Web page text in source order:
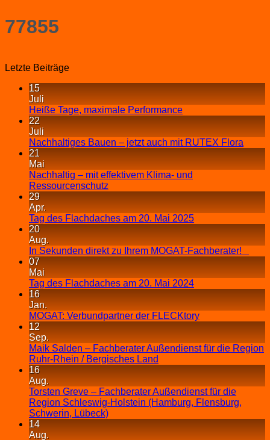
77855
Letzte Beiträge
15
Juli
Heiße Tage, maximale Performance
22
Juli
Nachhaltiges Bauen – jetzt auch mit RUTEX Flora
21
Mai
Nachhaltig – mit effektivem Klima- und
Ressourcenschutz
29
Apr.
Tag des Flachdaches am 20. Mai 2025
20
Aug.
In Sekunden direkt zu Ihrem MOGAT-Fachberater!
07
Mai
Tag des Flachdaches am 20. Mai 2024
16
Jan.
MOGAT: Verbundpartner der FLECKtory
12
Sep.
Maik Salden – Fachberater Außendienst für die Region
Ruhr-Rhein / Bergisches Land
16
Aug.
Torsten Greve – Fachberater Außendienst für die
Region Schleswig-Holstein (Hamburg, Flensburg,
Schwerin, Lübeck)
14
Aug.